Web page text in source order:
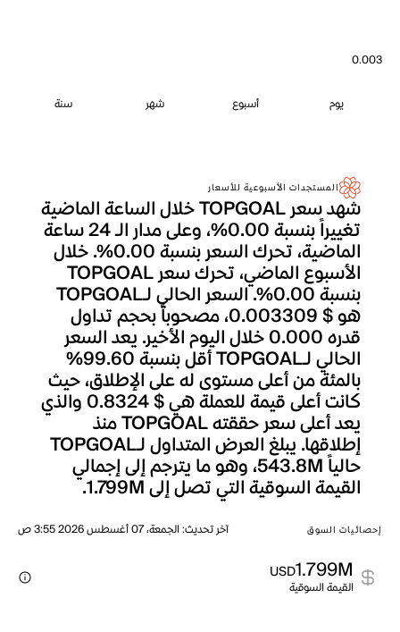
0.003
يوم أسبوع شهر سنة
المستجدات الأسبوعية للأسعار
شهد سعر TOPGOAL خلال الساعة الماضية
تغييراً بنسبة 0.00%، وعلى مدار الـ 24 ساعة
الماضية، تحرك السعر بنسبة 0.00%. خلال
الأسبوع الماضي، تحرك سعر TOPGOAL
بنسبة 0.00%. السعر الحالي لـTOPGOAL
هو $ 0.003309، مصحوباً بحجم تداول
قدره 0.000 خلال اليوم الأخير. يعد السعر
الحالي لـTOPGOAL أقل بنسبة 99.60%
بالمئة من أعلى مستوى له على الإطلاق، حيث
كانت أعلى قيمة للعملة هي $ 0.8324 والذي
يعد أعلى سعر حققته TOPGOAL منذ
إطلاقها. يبلغ العرض المتداول لـTOPGOAL
حالياً 543.8M، وهو ما يترجم إلى إجمالي
القيمة السوقية التي تصل إلى 1.799M.
إحصائيات السوق آخر تحديث:الجمعة، 07 أغسطس 2026 3:55 ص
1.799M
USD
القيمة السوقية